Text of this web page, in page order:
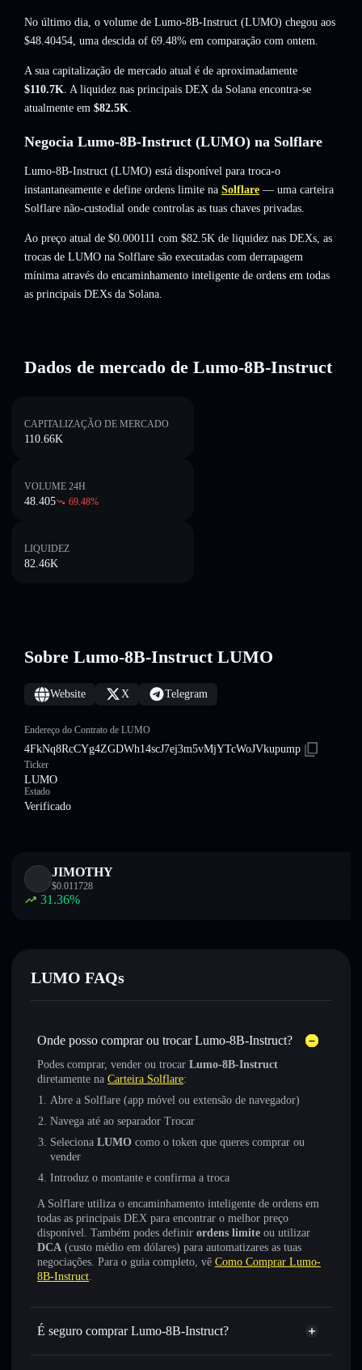
No último dia, o volume de Lumo-8B-Instruct (LUMO) chegou aos
$48.40454, uma descida of 69.48% em comparação com ontem.
A sua capitalização de mercado atual é de aproximadamente
$110.7K. A liquidez nas principais DEX da Solana encontra-se
atualmente em $82.5K.
Negocia Lumo-8B-Instruct (LUMO) na Solflare
Lumo-8B-Instruct (LUMO) está disponível para troca-o
instantaneamente e define ordens limite na Solflare — uma carteira
Solflare não-custodial onde controlas as tuas chaves privadas.
Ao preço atual de $0.000111 com $82.5K de liquidez nas DEXs, as
trocas de LUMO na Solflare são executadas com derrapagem
mínima através do encaminhamento inteligente de ordens em todas
as principais DEXs da Solana.
Dados de mercado de Lumo-8B-Instruct
CAPITALIZAÇÃO DE MERCADO
110.66K
VOLUME 24H
48.405 69.48%
LIQUIDEZ
82.46K
Sobre Lumo-8B-Instruct LUMO
Website X Telegram
Endereço do Contrato de LUMO
4FkNq8RcCYg4ZGDWh14scJ7ej3m5vMjYTcWoJVkupump
Ticker
LUMO
Estado
Verificado
JIMOTHY
$0.011728
31.36%
LUMO FAQs
Onde posso comprar ou trocar Lumo-8B-Instruct?
Podes comprar, vender ou trocar Lumo-8B-Instruct
diretamente na Carteira Solflare:
Abre a Solflare (app móvel ou extensão de navegador)
Navega até ao separador Trocar
Seleciona LUMO como o token que queres comprar ou
vender
Introduz o montante e confirma a troca
A Solflare utiliza o encaminhamento inteligente de ordens em
todas as principais DEX para encontrar o melhor preço
disponível. Também podes definir ordens limite ou utilizar
DCA (custo médio em dólares) para automatizares as tuas
negociações. Para o guia completo, vê Como Comprar Lumo-
8B-Instruct.
É seguro comprar Lumo-8B-Instruct?
Lumo-8B-Instruct token verificado